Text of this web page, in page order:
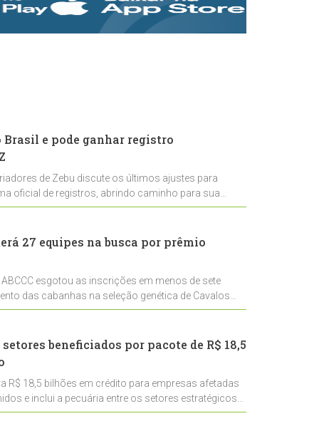
rastreabilidade e
rigor técnico para
Brasil e pode ganhar registro
de Zebu discute os últimos ajustes para
oficial de registros, abrindo caminho para sua
27 equipes na busca por prêmio
esgotou as inscrições em menos de sete
das cabanhas na seleção genética de Cavalos
beneficiados por pacote de R$ 18,5
R$ 18,5 bilhões em crédito para empresas afetadas
e inclui a pecuária entre os setores estratégicos